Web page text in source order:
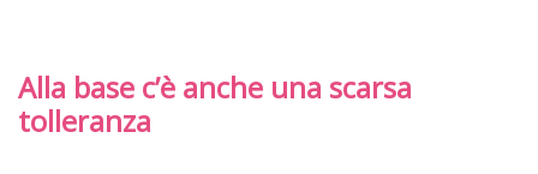
Alla base c’è anche una scarsa
tolleranza